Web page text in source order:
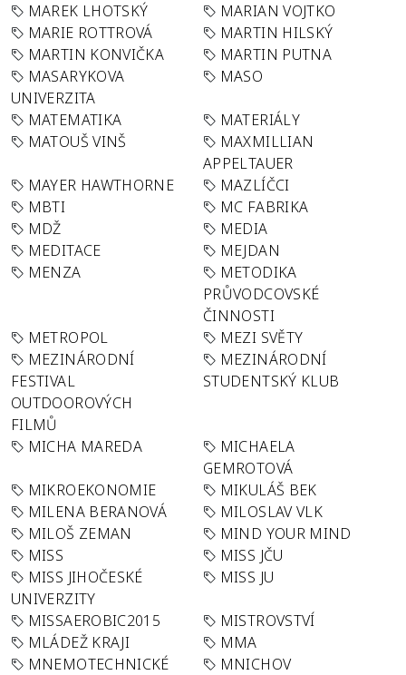
MAREK LHOTSKÝ
MARIAN VOJTKO
MARIE ROTTROVÁ
MARTIN HILSKÝ
MARTIN KONVIČKA
MARTIN PUTNA
MASARYKOVA
UNIVERZITA
MASO
MATEMATIKA
MATERIÁLY
MATOUŠ VINŠ
MAXMILLIAN
APPELTAUER
MAYER HAWTHORNE
MAZLÍČCI
MBTI
MC FABRIKA
MDŽ
MEDIA
MEDITACE
MEJDAN
MENZA
METODIKA
PRŮVODCOVSKÉ
ČINNOSTI
METROPOL
MEZI SVĚTY
MEZINÁRODNÍ
FESTIVAL
OUTDOOROVÝCH
FILMŮ
MEZINÁRODNÍ
STUDENTSKÝ KLUB
MICHA MAREDA
MICHAELA
GEMROTOVÁ
MIKROEKONOMIE
MIKULÁŠ BEK
MILENA BERANOVÁ
MILOSLAV VLK
MILOŠ ZEMAN
MIND YOUR MIND
MISS
MISS JČU
MISS JIHOČESKÉ
UNIVERZITY
MISS JU
MISSAEROBIC2015
MISTROVSTVÍ
MLÁDEŽ KRAJI
MMA
MNEMOTECHNICKÉ
MNICHOV